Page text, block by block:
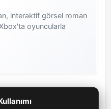
interaktif görsel roman
oyuncularla